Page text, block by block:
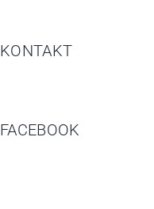
KONTAKT
FACEBOOK